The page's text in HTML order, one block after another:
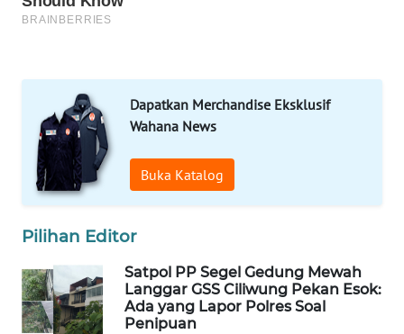
Dapatkan Merchandise Eksklusif
Wahana News
Buka Katalog
Pilihan Editor
Satpol PP Segel Gedung Mewah
Langgar GSS Ciliwung Pekan Esok:
Ada yang Lapor Polres Soal
Penipuan
NEWS
MEDAN
METRO
JAKARTA
NEWS
KRT
NEWS
KARING
NEWS